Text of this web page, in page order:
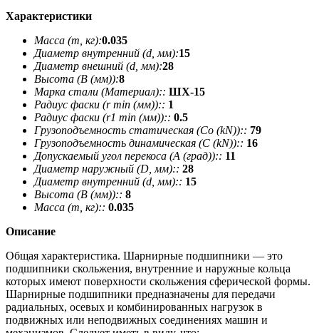
Характеристики
Масса (m, кг):0.035
Диаметр внутренний (d, мм):15
Диаметр внешний (d, мм):28
Высота (В (мм)):8
Марка стали (Материал):: ШХ-15
Радиус фаски (r min (мм)):: 1
Радиус фаски (r1 min (мм)):: 0.5
Грузоподъемность статическая (Co (kN)):: 79
Грузоподъемность динамическая (C (kN)):: 16
Допускаемый угол перекоса (A (град)):: 11
Диаметр наружный (D, мм):: 28
Диаметр внутренний (d, мм):: 15
Высота (В (мм)):: 8
Масса (m, кг):: 0.035
Описание
Общая характеристика. Шарнирные подшипники — это
подшипники скольжения, внутренние и наружные кольца
которых имеют поверхности скольжения сферической формы.
Шарнирные подшипники предназначены для передачи
радиальных, осевых и комбинированных нагрузок в
подвижных или неподвижных соединениях машин и